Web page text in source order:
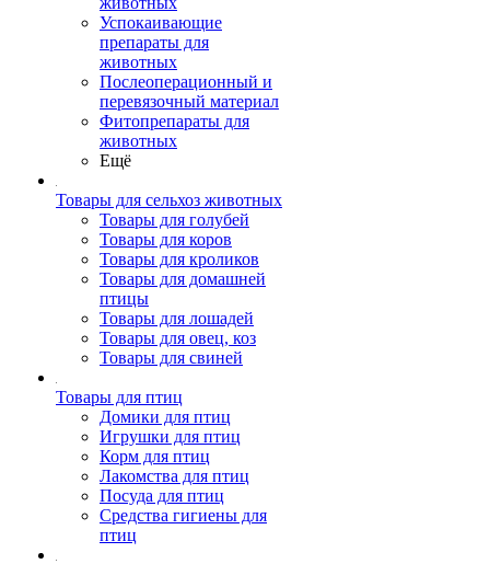
Успокаивающие
препараты для
животных
Послеоперационный и
перевязочный материал
Фитопрепараты для
животных
Ещё
Товары для сельхоз животных
Товары для голубей
Товары для коров
Товары для кроликов
Товары для домашней
птицы
Товары для лошадей
Товары для овец, коз
Товары для свиней
Товары для птиц
Домики для птиц
Игрушки для птиц
Корм для птиц
Лакомства для птиц
Посуда для птиц
Средства гигиены для
птиц